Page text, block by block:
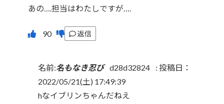
あの….担当はわたしですが….
返信
名前:名もなき忍び d28d32824 : 投稿日：
2022/05/21(土) 17:49:39
hなイブリンちゃんだねえ